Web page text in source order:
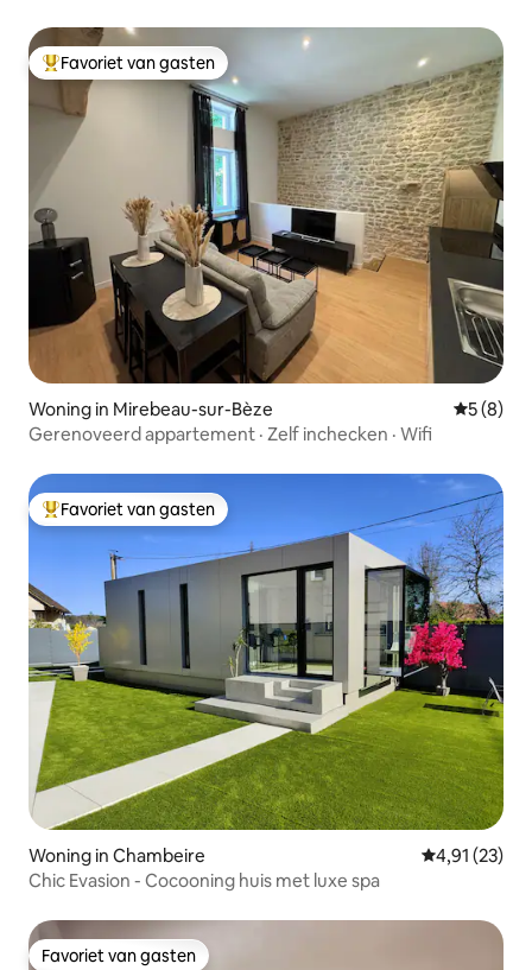
Topfavoriet van gasten
Favoriet van gasten
Woning in Mirebeau-sur-Bèze
5 (8)
Gerenoveerd appartement · Zelf inchecken · Wifi
Topfavoriet van gasten
Favoriet van gasten
Woning in Chambeire Gemiddelde
4,91 (23)
Chic Evasion - Cocooning huis met luxe spa
Favoriet van gasten
Favoriet van gasten